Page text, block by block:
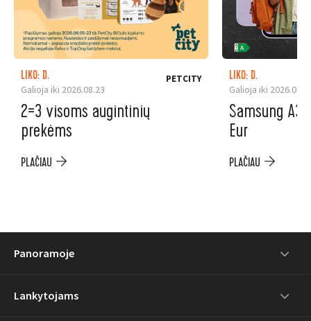
LIKO: D.
Galioja iki 2026.08.23
PETCITY
2=3 visoms augintinių
prekėms
PLAČIAU
LIKO: D.
Galioja iki
Samsung
Eur
PLAČIAU
Panoramoje
Lankytojams